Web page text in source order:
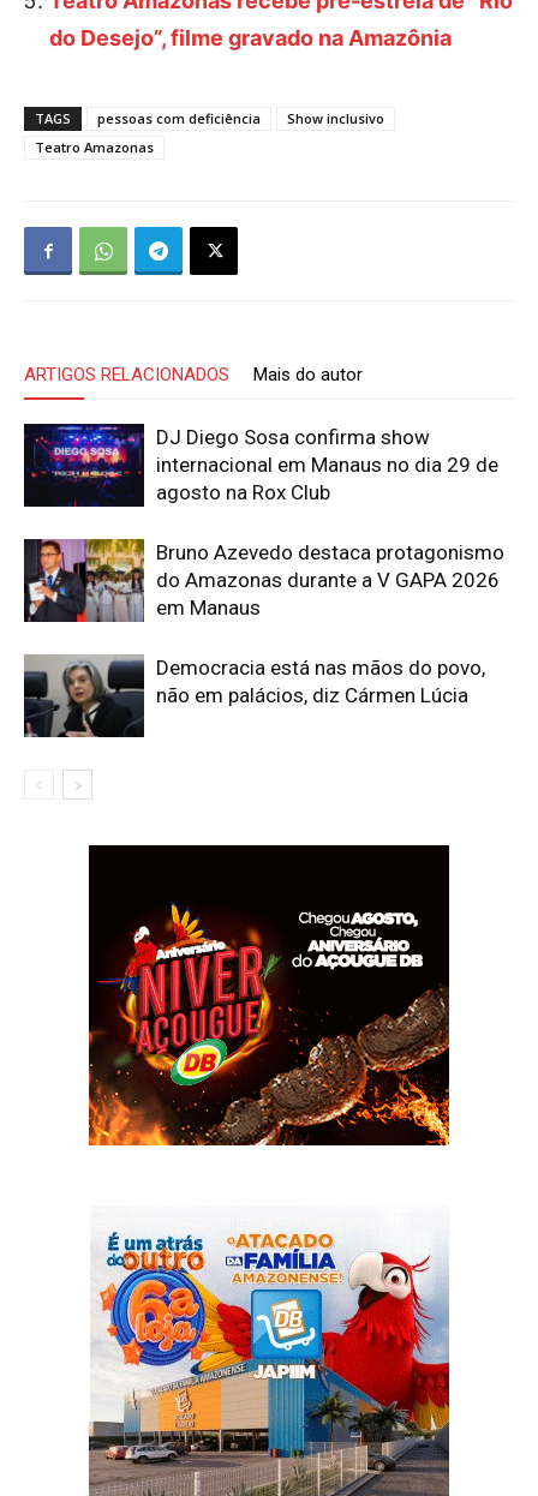
do Desejo”, filme gravado na Amazônia
TAGS pessoas com deficiência
Show inclusivo
Teatro Amazonas
ARTIGOS RELACIONADOS Mais do autor
DJ Diego Sosa confirma show
internacional em Manaus no dia 29 de
agosto na Rox Club
Bruno Azevedo destaca protagonismo
do Amazonas durante a V GAPA 2026
em Manaus
Democracia está nas mãos do povo,
não em palácios, diz Cármen Lúcia